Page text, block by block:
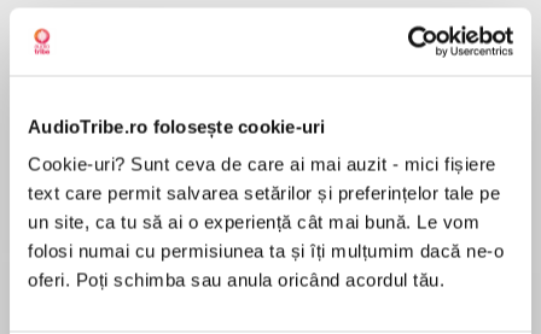
AudioTribe.ro folosește cookie-uri
Cookie-uri? Sunt ceva de care ai mai auzit - mici fișiere
text care permit salvarea setărilor și preferințelor tale pe
un site, ca tu să ai o experiență cât mai bună. Le vom
folosi numai cu permisiunea ta și îți mulțumim dacă ne-o
oferi. Poți schimba sau anula oricând acordul tău.
Era superb, mai în vârstă decât mine și avea cea
mai proastă reputație din întreaga Anglie. Felul
Prima noastră întâlnire a fost la o nuntă, unde
m-a urmărit până afară și m-a sărutat.
A doua întâlnire s-a încheiat cu o ceartă
incredibilă, iar eu l-am dat afară.
A treia întâlnire a fost una dublă și pe nevăzute.
Vă puteți imagina ce surprinsă am fost când am
MAI MULT
Recenzii
Siropoasă si nerealistă! M-a cam plicitisit! Mai